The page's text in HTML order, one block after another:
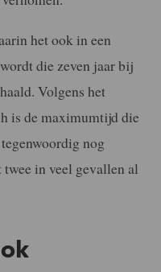
het ook in een
die zeven jaar bij
Volgens het
is de maximumtijd die
nog
in veel gevallen al